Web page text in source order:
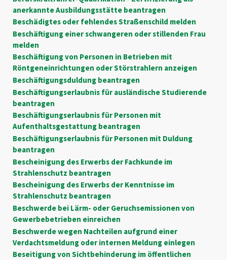
anerkannte Ausbildungsstätte beantragen
Beschädigtes oder fehlendes Straßenschild melden
Beschäftigung einer schwangeren oder stillenden Frau
melden
Beschäftigung von Personen in Betrieben mit
Röntgeneinrichtungen oder Störstrahlern anzeigen
Beschäftigungsduldung beantragen
Beschäftigungserlaubnis für ausländische Studierende
beantragen
Beschäftigungserlaubnis für Personen mit
Aufenthaltsgestattung beantragen
Beschäftigungserlaubnis für Personen mit Duldung
beantragen
Bescheinigung des Erwerbs der Fachkunde im
Strahlenschutz beantragen
Bescheinigung des Erwerbs der Kenntnisse im
Strahlenschutz beantragen
Beschwerde bei Lärm- oder Geruchsemissionen von
Gewerbebetrieben einreichen
Beschwerde wegen Nachteilen aufgrund einer
Verdachtsmeldung oder internen Meldung einlegen
Beseitigung von Sichtbehinderung im öffentlichen